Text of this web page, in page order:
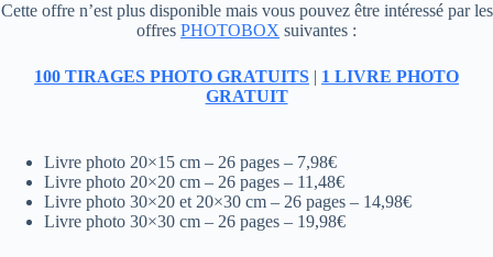
Cette offre n’est plus disponible mais vous pouvez être intéressé par les
offres PHOTOBOX suivantes :
100 TIRAGES PHOTO GRATUITS | 1 LIVRE PHOTO
GRATUIT
Livre photo 20×15 cm – 26 pages – 7,98€
Livre photo 20×20 cm – 26 pages – 11,48€
Livre photo 30×20 et 20×30 cm – 26 pages – 14,98€
Livre photo 30×30 cm – 26 pages – 19,98€